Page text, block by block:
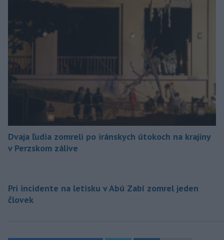
Dvaja ľudia zomreli po iránskych útokoch na krajiny
v Perzskom zálive
Pri incidente na letisku v Abú Zabí zomrel jeden
človek